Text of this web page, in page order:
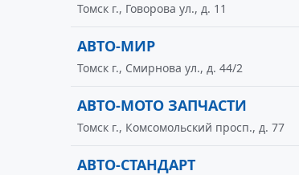
Томск г., Говорова ул., д. 11
АВТО-МИР
Томск г., Смирнова ул., д. 44/2
АВТО-МОТО ЗАПЧАСТИ
Томск г., Комсомольский просп., д. 77
АВТО-СТАНДАРТ